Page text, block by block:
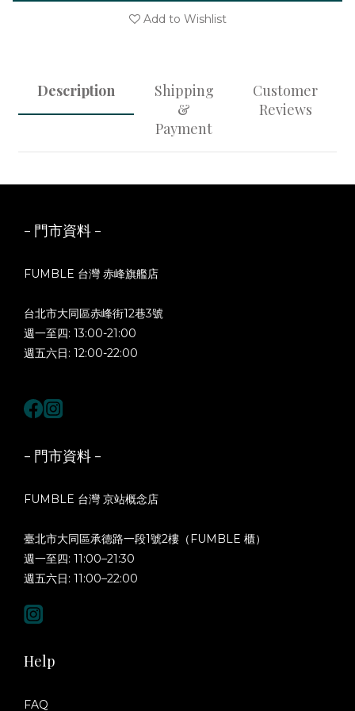
Add to Wishlist
Description
Shipping
&
Payment
Customer
Reviews
- 門市資料 -
FUMBLE 台灣 赤峰旗艦店
台北市大同區赤峰街12巷3號
週一至四: 13:00-21:00
週五六日: 12:00-22:00
- 門市資料 -
FUMBLE 台灣 京站概念店
臺北市大同區承德路一段1號2樓（FUMBLE 櫃）
週一至四: 11:00–21:30
週五六日: 11:00–22:00
Help
FAQ